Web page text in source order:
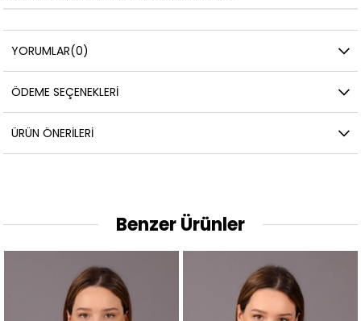
YORUMLAR(0)
ÖDEME SEÇENEKLERI
ÜRÜN ÖNERILERI
Benzer Ürünler